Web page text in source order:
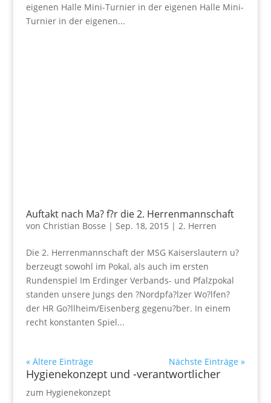
eigenen Halle Mini-Turnier in der eigenen Halle Mini-
Turnier in der eigenen...
Auftakt nach Ma? f?r die 2. Herrenmannschaft
von Christian Bosse | Sep. 18, 2015 | 2. Herren
Die 2. Herrenmannschaft der MSG Kaiserslautern u?
berzeugt sowohl im Pokal, als auch im ersten
Rundenspiel Im Erdinger Verbands- und Pfalzpokal
standen unsere Jungs den ?Nordpfa?lzer Wo?lfen?
der HR Go?llheim/Eisenberg gegenu?ber. In einem
recht konstanten Spiel...
« Ältere Einträge Nächste Einträge »
Hygienekonzept und -verantwortlicher
zum Hygienekonzept